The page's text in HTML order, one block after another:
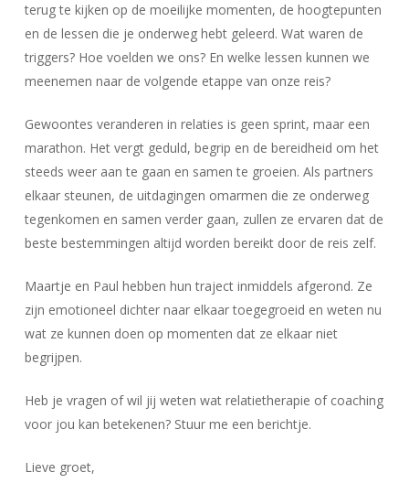
terug te kijken op de moeilijke momenten, de hoogtepunten
en de lessen die je onderweg hebt geleerd. Wat waren de
triggers? Hoe voelden we ons? En welke lessen kunnen we
meenemen naar de volgende etappe van onze reis?
Gewoontes veranderen in relaties is geen sprint, maar een
marathon. Het vergt geduld, begrip en de bereidheid om het
steeds weer aan te gaan en samen te groeien. Als partners
elkaar steunen, de uitdagingen omarmen die ze onderweg
tegenkomen en samen verder gaan, zullen ze ervaren dat de
beste bestemmingen altijd worden bereikt door de reis zelf.
Maartje en Paul hebben hun traject inmiddels afgerond. Ze
zijn emotioneel dichter naar elkaar toegegroeid en weten nu
wat ze kunnen doen op momenten dat ze elkaar niet
begrijpen.
Heb je vragen of wil jij weten wat relatietherapie of coaching
voor jou kan betekenen? Stuur me een berichtje.
Lieve groet,